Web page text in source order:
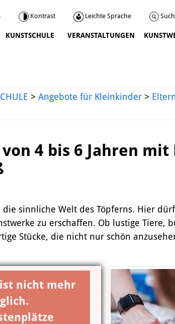
Kontrast Leichte Sprache
KUNSTSCHULE VERANSTALTUNGEN
Team
Das Miteinander an
Freunde und
Kontakt |
Anfahrt
> Angebote für Kleinkinder >
4 bis 6 Jahren
die sinnliche Welt des Töpferns. Hier
zu erschaffen. Ob lustige
Stücke, die nicht nur schön
nicht mehr